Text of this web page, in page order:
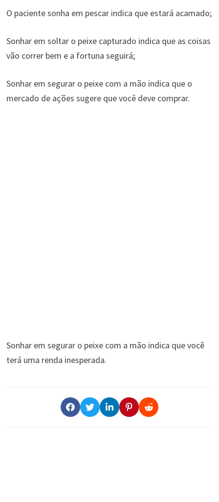
O paciente sonha em pescar indica que estará acamado;
Sonhar em soltar o peixe capturado indica que as coisas
vão correr bem e a fortuna seguirá;
Sonhar em segurar o peixe com a mão indica que o
mercado de ações sugere que você deve comprar.
Sonhar em segurar o peixe com a mão indica que você
terá uma renda inesperada.